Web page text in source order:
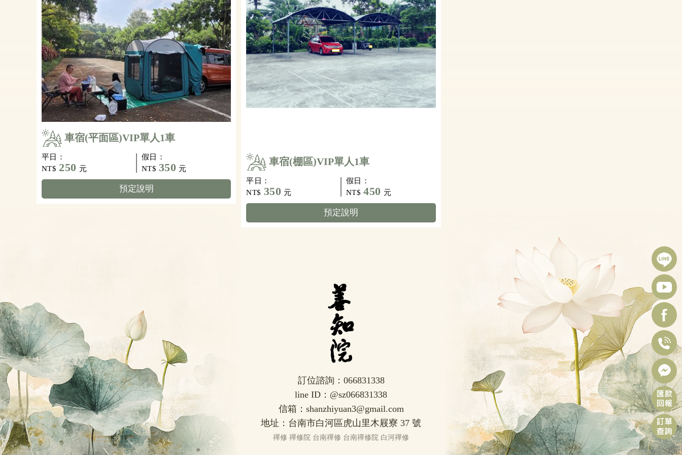
車宿(平面區)VIP單人1車
平日：
NT$ 250 元
假日：
NT$ 350 元
預定說明
車宿(棚區)VIP單人1車
平日：
NT$ 350 元
假日：
NT$ 450 元
預定說明
訂位諮詢：066831338
line ID：@sz066831338
信箱：shanzhiyuan3@gmail.com
地址：台南市白河區虎山里木屐寮 37 號
禪修 禪修院 台南禪修 台南禪修院 白河禪修